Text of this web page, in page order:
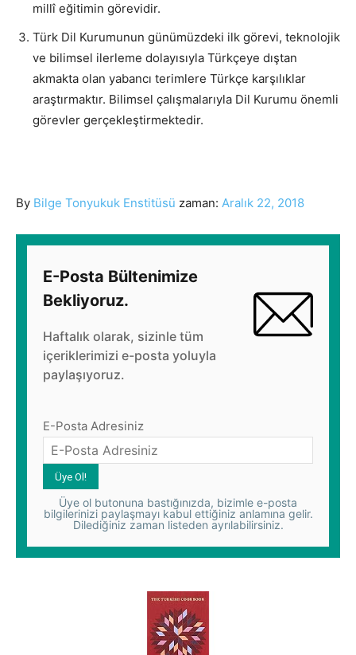
millî eğitimin görevidir.
Türk Dil Kurumunun günümüzdeki ilk görevi, teknolojik
ve bilimsel ilerleme dolayısıyla Türkçeye dıştan
akmakta olan yabancı terimlere Türkçe karşılıklar
araştırmaktır. Bilimsel çalışmalarıyla Dil Kurumu önemli
görevler gerçekleştirmektedir.
By Bilge Tonyukuk Enstitüsü zaman: Aralık 22, 2018
E-Posta Bültenimize
Bekliyoruz.
Haftalık olarak, sizinle tüm
içeriklerimizi e-posta yoluyla
paylaşıyoruz.
E-Posta Adresiniz
Üye ol butonuna bastığınızda, bizimle e-posta
bilgilerinizi paylaşmayı kabul ettiğiniz anlamına gelir.
Dilediğiniz zaman listeden ayrılabilirsiniz.